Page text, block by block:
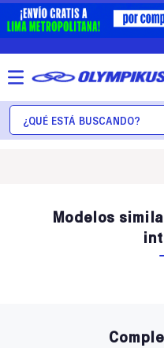
¿Qué está buscando?
Modelos